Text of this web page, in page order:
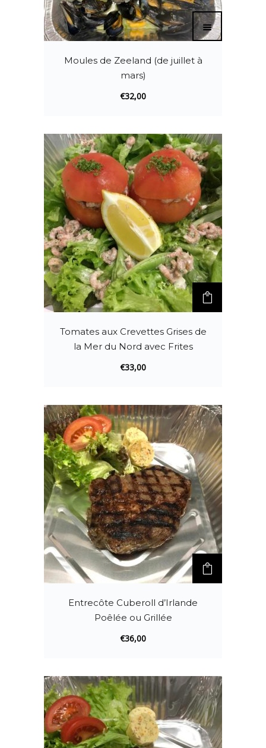
Moules de Zeeland (de juillet à
mars)
€32,00
Tomates aux Crevettes Grises de
la Mer du Nord avec Frites
€33,00
Entrecôte Cuberoll d’Irlande
Poêlée ou Grillée
€36,00